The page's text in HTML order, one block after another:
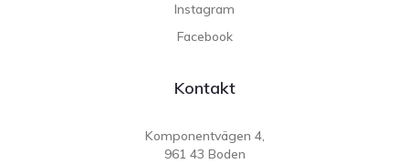
Instagram
Facebook
Kontakt
Komponentvägen 4,
961 43 Boden